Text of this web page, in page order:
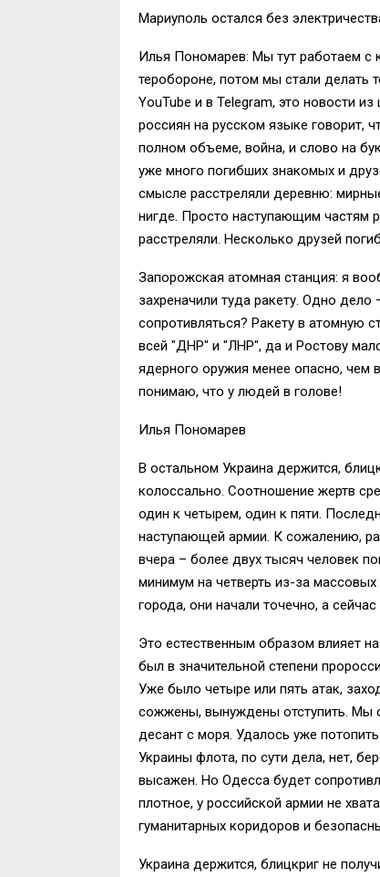
Мариуполь остался без
Илья Пономарев: Мы тут работаем с
теробороне, потом мы стали делать
YouTube и в Telegram, это новости
россиян на русском языке говорит,
полном объеме, война, и слово на
уже много погибших знакомых и
смысле расстреляли деревню:
нигде. Просто наступающим частям
расстреляли. Несколько друзей
Запорожская атомная станция: я
захреначили туда ракету. Одно
сопротивляться? Ракету в атомную
всей "ДНР" и "ЛНР", да и Ростову
ядерного оружия менее опасно, чем
понимаю, что у людей в голове!
Илья Пономарев
В остальном Украина держится,
колоссально. Соотношение жертв
один к четырем, один к пяти.
наступающей армии. К сожалению,
вчера – более двух тысяч человек
минимум на четверть из-за
города, они начали точечно, а
Это естественным образом влияет
был в значительной степени
Уже было четыре или пять атак,
сожжены, вынуждены отступить. Мы
десант с моря. Удалось уже
Украины флота, по сути дела, нет,
высажен. Но Одесса будет
плотное, у российской армии не
гуманитарных коридоров и
Украина держится, блицкриг не